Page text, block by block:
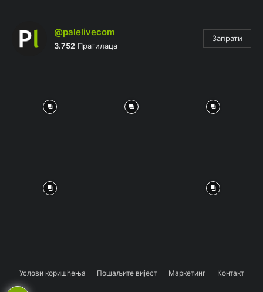
@palelivecom
3.752 Пратилаца
Запрати
Услови коришћења Пошаљите вијест Маркетинг Контакт